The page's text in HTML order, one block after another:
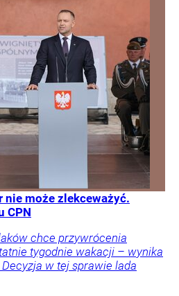
nie może zlekceważyć.
CPN
chce przywrócenia
tygodnie wakacji – wynika
Decyzja w tej sprawie lada